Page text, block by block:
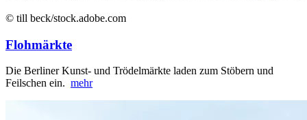
© till beck/stock.adobe.com
Flohmärkte
Die Berliner Kunst- und Trödelmärkte laden zum Stöbern und
Feilschen ein. mehr